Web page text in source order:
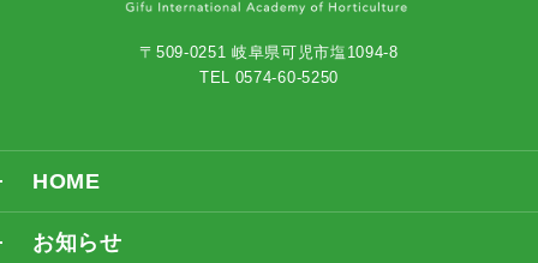
〒509-0251 岐阜県可児市塩1094-8
TEL 0574-60-5250
HOME
お知らせ